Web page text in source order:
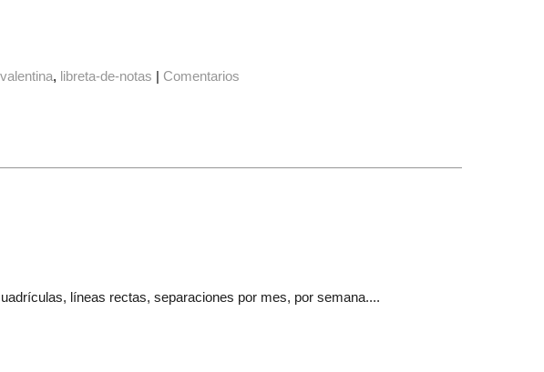
valentina libreta-de-notas | Comentarios
líneas rectas, separaciones por mes, por semana....